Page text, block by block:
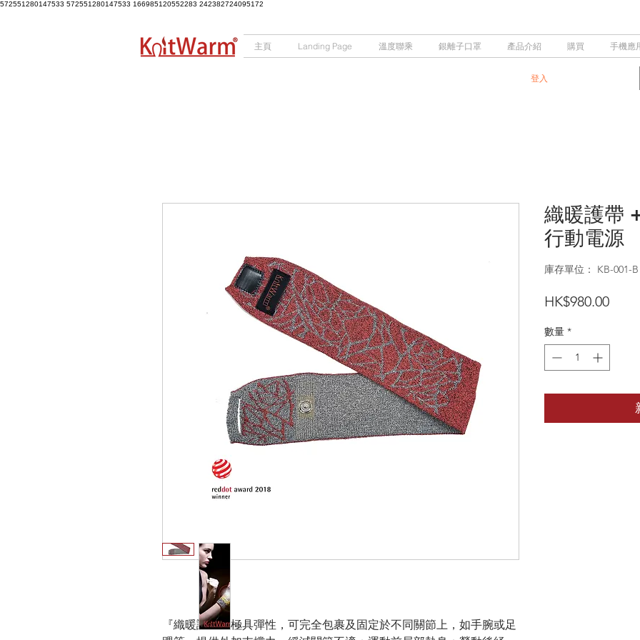
572551280147533 572551280147533 166985120552283 242382724095172
主頁 Landing Page 溫度聯乘 銀離子口罩 產品介紹 購買 手機應
登入
『織暖護帶』極具彈性，可完全包裹及固定於不同關節上，如手腕或足
織暖護帶
行動電源
庫存單位： KB-001-B
HK$980.00價
數量 *